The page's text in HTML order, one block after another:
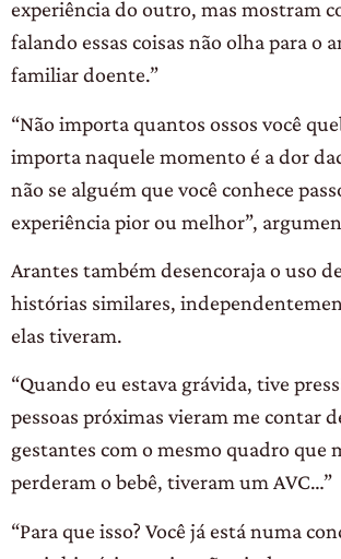
experiência do outro, mas mostram
falando essas coisas não olha para o
familiar doente.”
“Não importa quantos ossos você
importa naquele momento é a dor
não se alguém que você conhece
experiência pior ou melhor”,
Arantes também desencoraja o uso
histórias similares,
elas tiveram.
“Quando eu estava grávida, tive
pessoas próximas vieram me contar
gestantes com o mesmo quadro que
perderam o bebê, tiveram um AVC…”
“Para que isso? Você já está numa